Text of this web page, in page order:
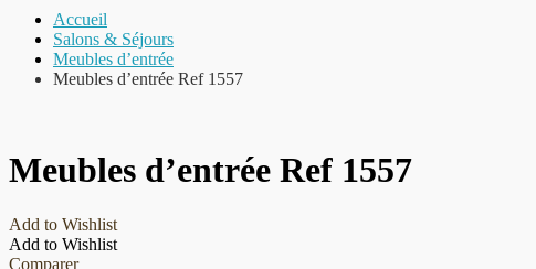
Accueil
Salons & Séjours
Meubles d’entrée
Meubles d’entrée Ref 1557
Meubles d’entrée Ref 1557
Add to Wishlist
Add to Wishlist
Comparer